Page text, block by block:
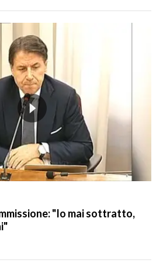
"Io mai sottratto,